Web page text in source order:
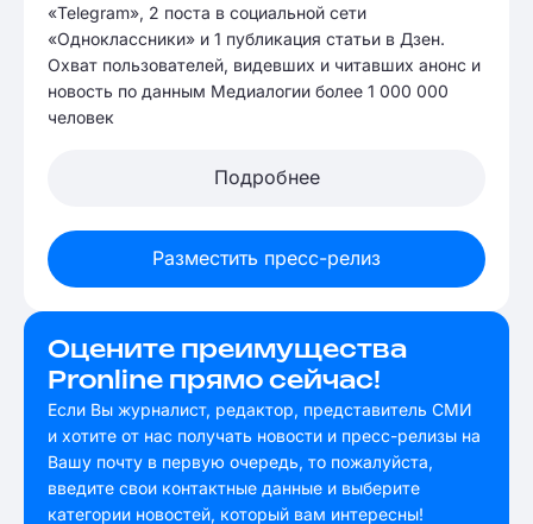
«Telegram», 2 поста в социальной сети
«Одноклассники» и 1 публикация статьи в Дзен.
Охват пользователей, видевших и читавших анонс и
новость по данным Медиалогии более 1 000 000
человек
Подробнее
Разместить пресс-релиз
Оцените преимущества
Pronline прямо сейчас!
Если Вы журналист, редактор, представитель СМИ
и хотите от нас получать новости и пресс-релизы на
Вашу почту в первую очередь, то пожалуйста,
введите свои контактные данные и выберите
категории новостей, который вам интересны!